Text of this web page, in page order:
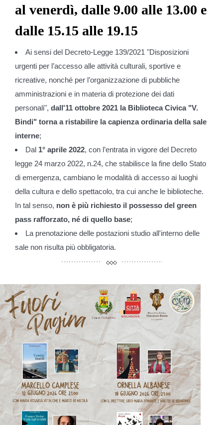
al venerdì, dalle 9.00 alle 13.00 e
dalle 15.15 alle 19.15
Ai sensi del Decreto-Legge 139/2021 "Disposizioni
urgenti per l’accesso alle attività culturali, sportive e
ricreative, nonché per l’organizzazione di pubbliche
amministrazioni e in materia di protezione dei dati
personali", dall'11 ottobre 2021 la Biblioteca Civica "V.
Bindi" torna a ristabilire la capienza ordinaria della sale
interne;
Dal 1° aprile 2022, con l’entrata in vigore del Decreto
legge 24 marzo 2022, n.24, che stabilisce la fine dello Stato
di emergenza, cambiano le modalità di accesso ai luoghi
della cultura e dello spettacolo, tra cui anche le biblioteche.
In tal senso, non è più richiesto il possesso del green
pass rafforzato, né di quello base;
La prenotazione delle postazioni studio all'interno delle
sale non risulta più obbligatoria.